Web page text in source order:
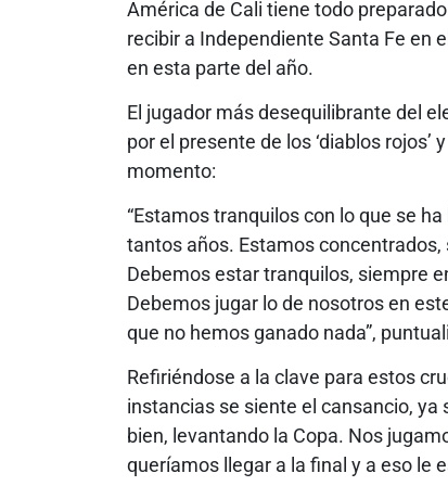
América de Cali tiene todo
recibir a Independiente Santa Fe en
en esta parte del año.
El jugador más desequilibrante del
por el presente de los ‘diablos
momento:
“Estamos tranquilos con lo que se
tantos años. Estamos
Debemos estar tranquilos, siempre
Debemos jugar lo de nosotros en
que no hemos ganado nada”,
Refiriéndose a la clave para estos
instancias se siente el cansancio,
bien, levantando la Copa. Nos
queríamos llegar a la final y a eso le